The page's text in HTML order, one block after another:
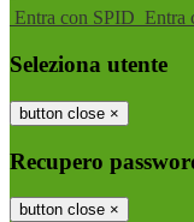
Entra con SPID Entra
Seleziona utente
button close ×
Recupero
button close ×